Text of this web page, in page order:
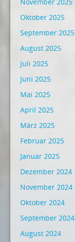
Oktober 2025
September 2025
August 2025
Juli 2025
Juni 2025
Mai 2025
April 2025
März 2025
Februar 2025
Januar 2025
Dezember 2024
November 2024
Oktober 2024
September 2024
August 2024